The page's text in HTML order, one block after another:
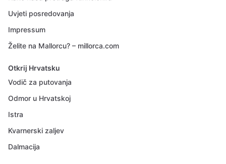
Uvjeti posredovanja
Impressum
Želite na Mallorcu? – millorca.com
Otkrij Hrvatsku
Vodič za putovanja
Odmor u Hrvatskoj
Istra
Kvarnerski zaljev
Dalmacija